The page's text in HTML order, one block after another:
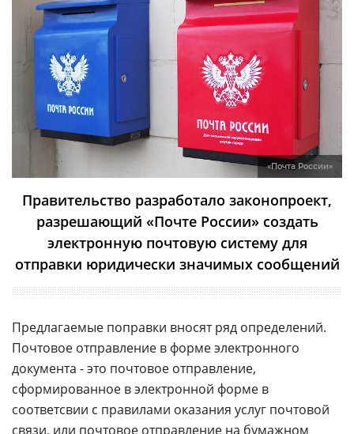
«Почта России»
Правительство разработало законопроект,
разрешающий «Почте России» создать
электронную почтовую систему для
отправки юридически значимых сообщений
Предлагаемые поправки вносят ряд определений.
Почтовое отправление в форме электронного
документа - это почтовое отправление,
сформированное в электронной форме в
соответсвии с правилами оказания услуг почтовой
связи, или почтовое отправление на бумажном